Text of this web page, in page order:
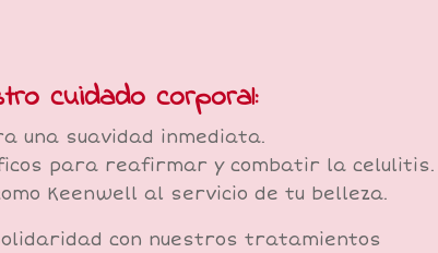
cuidado corporal:
una suavidad inmediata.
para reafirmar y combatir la celulitis.
Keenwell al servicio de tu belleza.
con nuestros tratamientos